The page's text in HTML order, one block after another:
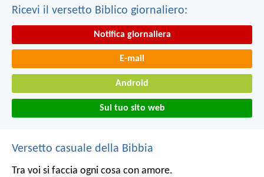
Ricevi il versetto Biblico giornaliero:
Notifica giornaliera
E-mail
Android
Sul tuo sito web
Versetto casuale della Bibbia
Tra voi si faccia ogni cosa con amore.